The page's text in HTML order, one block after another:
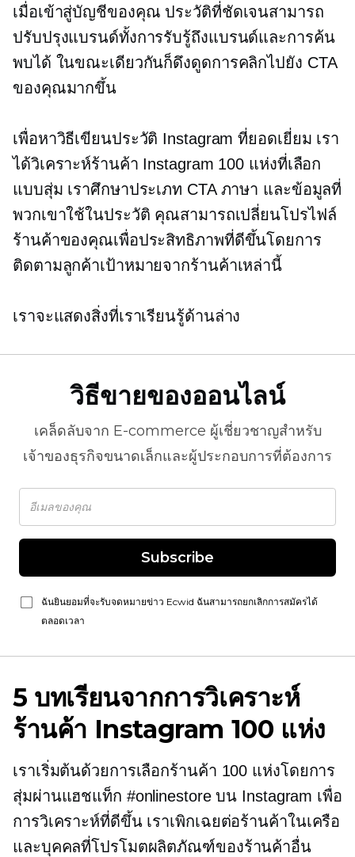
เมื่อเข้าสู่บัญชีของคุณ ประวัติที่ชัดเจนสามารถ
ปรับปรุงแบรนด์ทั้งการรับรู้ถึงแบรนด์และการค้น
พบได้ ในขณะเดียวกันก็ดึงดูดการคลิกไปยัง CTA
ของคุณมากขึ้น
เพื่อหาวิธีเขียนประวัติ Instagram ที่ยอดเยี่ยม เรา
ได้วิเคราะห์ร้านค้า Instagram 100 แห่งที่เลือก
แบบสุ่ม เราศึกษาประเภท CTA ภาษา และข้อมูลที่
พวกเขาใช้ในประวัติ คุณสามารถเปลี่ยนโปรไฟล์
ร้านค้าของคุณเพื่อประสิทธิภาพที่ดีขึ้นโดยการ
ติดตามลูกค้าเป้าหมายจากร้านค้าเหล่านี้
เราจะแสดงสิ่งที่เราเรียนรู้ด้านล่าง
วิธีขายของออนไลน์
เคล็ดลับจาก E-commerce ผู้เชี่ยวชาญสำหรับ
เจ้าของธุรกิจขนาดเล็กและผู้ประกอบการที่ต้องการ
Subscribe
ฉันยินยอมที่จะรับจดหมายข่าว Ecwid ฉันสามารถยกเลิกการสมัครได้
ตลอดเวลา
5 บทเรียนจากการวิเคราะห์
ร้านค้า Instagram 100 แห่ง
เราเริ่มต้นด้วยการเลือกร้านค้า 100 แห่งโดยการ
สุ่มผ่านแฮชแท็ก #onlinestore บน Instagram เพื่อ
การวิเคราะห์ที่ดีขึ้น เราเพิกเฉยต่อร้านค้าในเครือ
และบุคคลที่โปรโมตผลิตภัณฑ์ของร้านค้าอื่น